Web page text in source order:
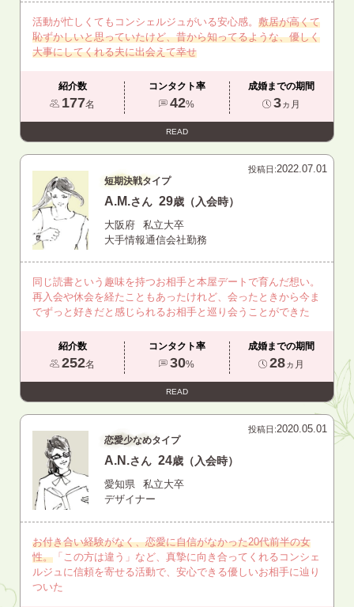
活動が忙しくてもコンシェルジュがいる安心感。 敷居が高くて
恥ずかしいと思っていたけど、昔から知ってるような、優しく
大事にしてくれる夫に出会えて幸せ
紹介数
177名
コンタクト率
42%
成婚までの期間
3ヵ月
READ
投稿日:2022.07.01
短期決戦タイプ
A.M.さん 29歳（入会時）
大阪府
私立大卒
大手情報通信会社勤務
同じ読書という趣味を持つお相手と本屋デートで育んだ想い。
再入会や休会を経たこともあったけれど、会ったときから今ま
でずっと好きだと感じられるお相手と巡り会うことができた
紹介数
252名
コンタクト率
30%
成婚までの期間
28ヵ月
READ
投稿日:2020.05.01
恋愛少なめタイプ
A.N.さん 24歳（入会時）
愛知県
私立大卒
デザイナー
お付き合い経験がなく、恋愛に自信がなかった20代前半の女
性。 「この方は違う」など、真摯に向き合ってくれるコンシェ
ルジュに信頼を寄せる活動で、安心できる優しいお相手に辿り
ついた